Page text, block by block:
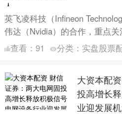
英飞凌科技（Infineon
伟达（Nvidia）的合作，重点
人形机器人领域。 这家德国芯
查看： 91 分类： 实盘股票
大资本配
投高增长
业迎发展